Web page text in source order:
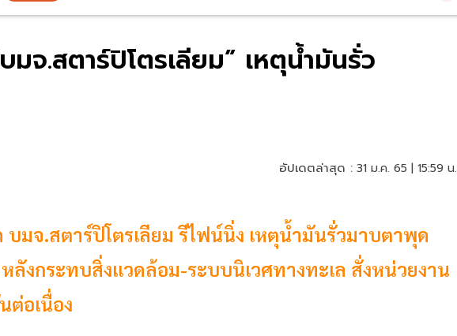
บมจ.สตาร์ปิโตรเลียม” เหตุน้ำมันรั่ว
อัปเดตล่าสุด : 31 ม.ค. 65 | 15:59 น.
บมจ.สตาร์ปิโตรเลียม รีไฟน์นิ่ง เหตุน้ำมันรั่วมาบตาพุด
ลังกระทบสิ่งแวดล้อม-ระบบนิเวศทางทะเล สั่งหน่วยงาน
ต่อเนื่อง